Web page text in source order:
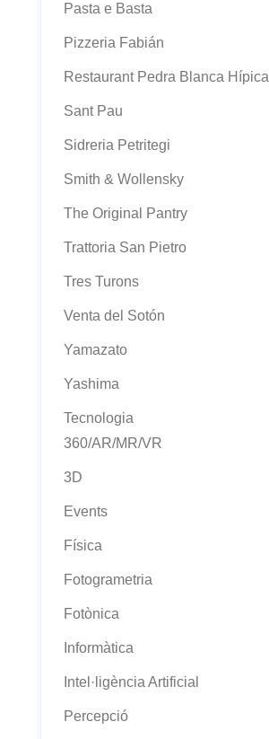
Pasta e Basta
Pizzeria Fabián
Restaurant Pedra Blanca Hípica
Sant Pau
Sidreria Petritegi
Smith & Wollensky
The Original Pantry
Trattoria San Pietro
Tres Turons
Venta del Sotón
Yamazato
Yashima
Tecnologia
360/AR/MR/VR
3D
Events
Física
Fotogrametria
Fotònica
Informàtica
Intel·ligència Artificial
Percepció